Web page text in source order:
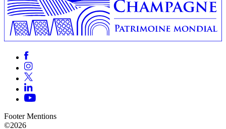
Footer Mentions
©2026